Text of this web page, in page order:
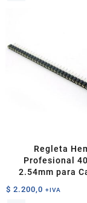
Regleta
Profesional
2.54mm para
$ 2.200,0 +IVA